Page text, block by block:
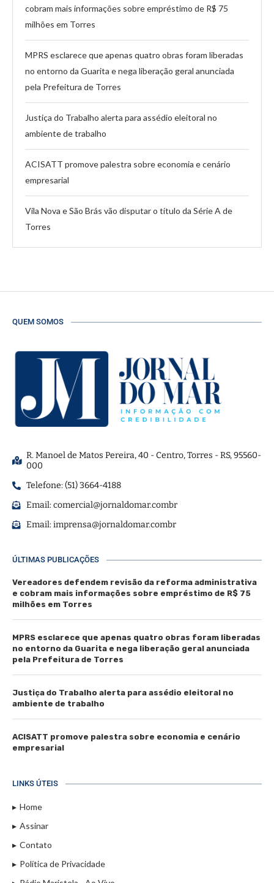
cobram mais informações sobre empréstimo de R$ 75
milhões em Torres
MPRS esclarece que apenas quatro obras foram liberadas
no entorno da Guarita e nega liberação geral anunciada
pela Prefeitura de Torres
Justiça do Trabalho alerta para assédio eleitoral no
ambiente de trabalho
ACISATT promove palestra sobre economia e cenário
empresarial
Vila Nova e São Brás vão disputar o título da Série A de
Torres
QUEM SOMOS
R. Manoel de Matos Pereira, 40 - Centro, Torres - RS, 95560-
000
Telefone: (51) 3664-4188
Email:comercial@jornaldomar.combr
Email:imprensa@jornaldomar.combr
ÚLTIMAS PUBLICAÇÕES
Vereadores defendem revisão da reforma administrativa
e cobram mais informações sobre empréstimo de R$ 75
milhões em Torres
MPRS esclarece que apenas quatro obras foram liberadas
no entorno da Guarita e nega liberação geral anunciada
pela Prefeitura de Torres
Justiça do Trabalho alerta para assédio eleitoral no
ambiente de trabalho
ACISATT promove palestra sobre economia e cenário
empresarial
LINKS ÚTEIS
Home
Assinar
Contato
Política de Privacidade